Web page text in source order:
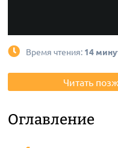
Время чтения: 14
Читать
Оглавление